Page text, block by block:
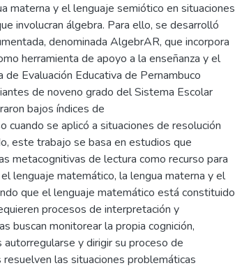
materna y el lenguaje semiótico en situaciones
involucran álgebra. Para ello, se desarrolló
denominada AlgebrAR, que incorpora
herramienta de apoyo a la enseñanza y el
Evaluación Educativa de Pernambuco
de noveno grado del Sistema Escolar
bajos índices de
cuando se aplicó a situaciones de resolución
este trabajo se basa en estudios que
metacognitivas de lectura como recurso para
lenguaje matemático, la lengua materna y el
que el lenguaje matemático está constituido
procesos de interpretación y
buscan monitorear la propia cognición,
y dirigir su proceso de
las situaciones problemáticas